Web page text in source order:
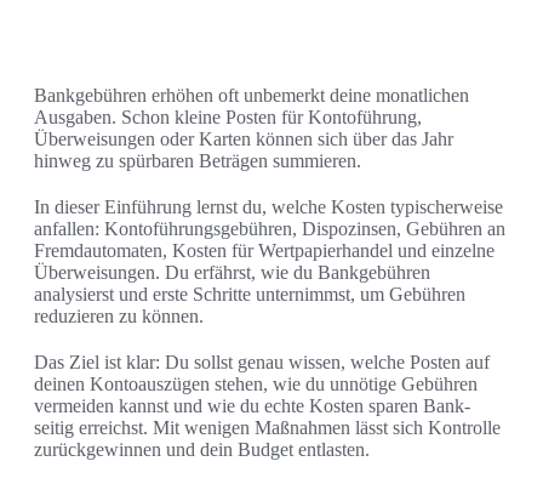
Bankgebühren erhöhen oft unbemerkt deine monatlichen
Ausgaben. Schon kleine Posten für Kontoführung,
Überweisungen oder Karten können sich über das Jahr
hinweg zu spürbaren Beträgen summieren.
In dieser Einführung lernst du, welche Kosten typischerweise
anfallen: Kontoführungsgebühren, Dispozinsen, Gebühren an
Fremdautomaten, Kosten für Wertpapierhandel und einzelne
Überweisungen. Du erfährst, wie du Bankgebühren
analysierst und erste Schritte unternimmst, um Gebühren
reduzieren zu können.
Das Ziel ist klar: Du sollst genau wissen, welche Posten auf
deinen Kontoauszügen stehen, wie du unnötige Gebühren
vermeiden kannst und wie du echte Kosten sparen Bank-
seitig erreichst. Mit wenigen Maßnahmen lässt sich Kontrolle
zurückgewinnen und dein Budget entlasten.